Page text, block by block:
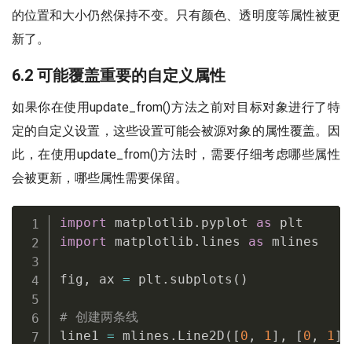
的位置和大小仍然保持不变。只有颜色、透明度等属性被更
新了。
6.2 可能覆盖重要的自定义属性
如果你在使用update_from()方法之前对目标对象进行了特
定的自定义设置，这些设置可能会被源对象的属性覆盖。因
此，在使用update_from()方法时，需要仔细考虑哪些属性
会被更新，哪些属性需要保留。
import matplotlib . pyplot as
import matplotlib . lines as mlines
fig , ax = plt . subplots ( )
# 创建两条线
line1 = mlines . Line2D ( [ 0 , 1 ] , [ 0 , 1 ]